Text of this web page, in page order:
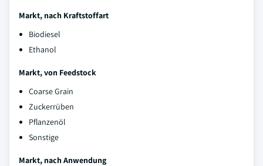
Markt, nach Kraftstoffart
Biodiesel
Ethanol
Markt, von Feedstock
Coarse Grain
Zuckerrüben
Pflanzenöl
Sonstige
Markt, nach Anwendung